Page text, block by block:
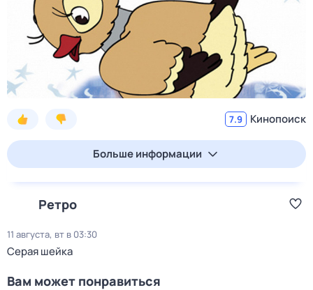
7.9 Кинопоиск
Больше информации
Ретро
11 августа, вт в 03:30
Серая шейка
Вам может понравиться